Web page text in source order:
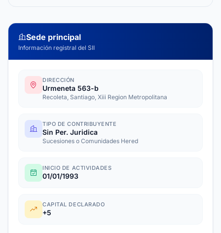
Sede principal
Información registral del SII
DIRECCIÓN
Urmeneta 563-b
Recoleta, Santiago, Xiii Region Metropolitana
TIPO DE CONTRIBUYENTE
Sin Per. Juridica
Sucesiones o Comunidades Hered
INICIO DE ACTIVIDADES
01/01/1993
CAPITAL DECLARADO
+5